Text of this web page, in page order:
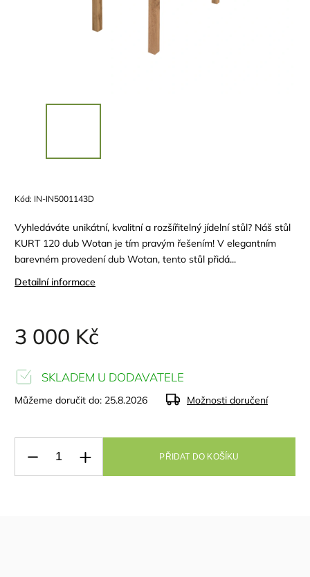
Kód: IN-IN5001143D
Vyhledáváte unikátní, kvalitní a rozšířitelný jídelní stůl? Náš stůl
KURT 120 dub Wotan je tím pravým řešením! V elegantním
barevném provedení dub Wotan, tento stůl přidá...
Detailní informace
3 000 Kč
SKLADEM U DODAVATELE
Můžeme doručit do: 25.8.2026 Možnosti doručení
PŘIDAT DO KOŠÍKU